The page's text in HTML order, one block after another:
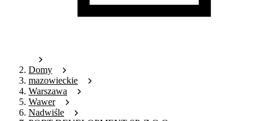
Domy
mazowieckie
Warszawa
Wawer
Nadwiśle